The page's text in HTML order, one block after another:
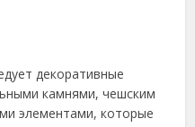
декоративные
камнями, чешским
элементами, которые